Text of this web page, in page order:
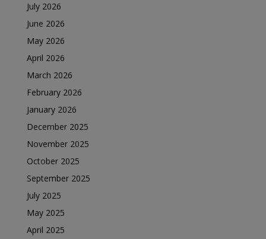
July 2026
June 2026
May 2026
April 2026
March 2026
February 2026
January 2026
December 2025
November 2025
October 2025
September 2025
July 2025
May 2025
April 2025